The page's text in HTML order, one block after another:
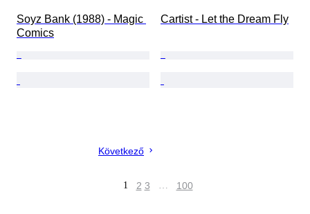
Soyz Bank (1988) - Magic
Comics
Cartist - Let the Dream Fly
Következő
1 2 3 … 100